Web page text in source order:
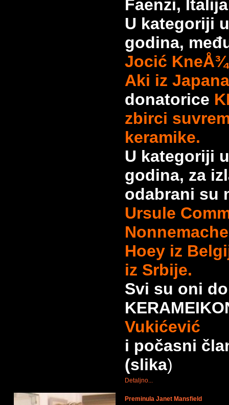
Faenzi,
U kategoriji
godina,
Jocić
Aki iz
donatorice
zbirci
keramike.
U kategoriji
godina, za
odabrani su
Ursule
Hoey iz
iz Srbije.
Svi su oni
Vukićević
i počasni
(slika)
Detaljno...
Preminula Janet Mansfield